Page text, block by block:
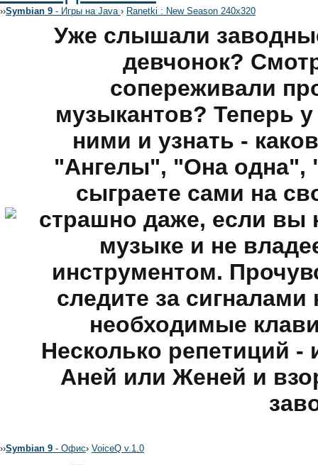
››Symbian 9 - Игры на Java › Ranetki : New Season 240x320
Уже слышали
девчонок?
сопереживали
музыкантов? Теперь
ними и узнать -
"Ангелы", "Она одна",
сыграете сами на
страшно даже, если вы
музыке и не
инструментом.
следите за
необходимые
Несколько репетиций -
Аней или Женей и
››Symbian 9 - Офис› VoiceQ v.1.0